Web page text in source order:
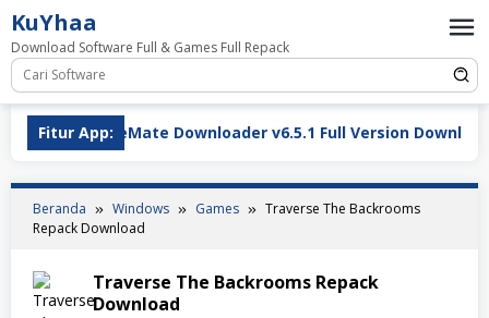
Loncat
ke
konten
KuYhaa
Download Software Full & Games Full Repack
Fitur App:
TubeMate Downloader v6.5.1 Full Version Download
Beranda Windows Games
Traverse The Backrooms
Repack Download
Traverse The Backrooms Repack
Download